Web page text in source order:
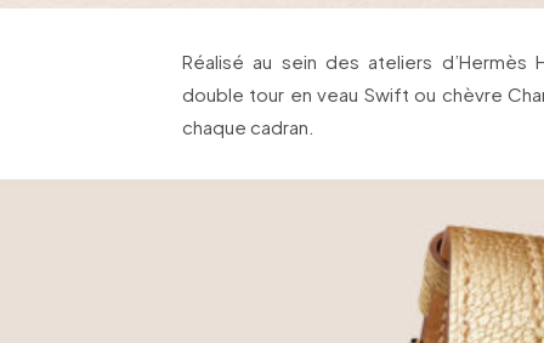
Réalisé au sein des ateliers d’Hermès
double tour en veau Swift ou chèvre
chaque cadran.